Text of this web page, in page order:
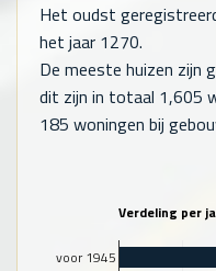
Het oudst
het jaar 1270.
De meeste huizen zijn
dit zijn in totaal 1,605
185 woningen bij
Verdeling per
voor 1945